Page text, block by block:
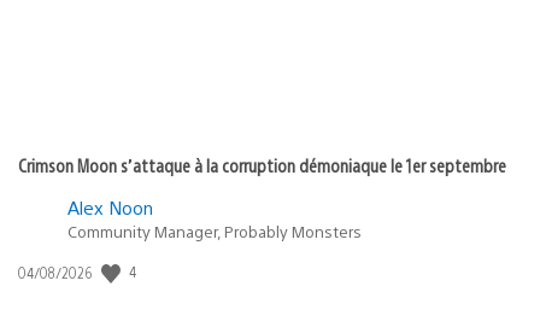
Crimson Moon s’attaque à la corruption démoniaque le 1er septembre
Alex Noon
Community Manager, Probably Monsters
Date
04/08/2026 4